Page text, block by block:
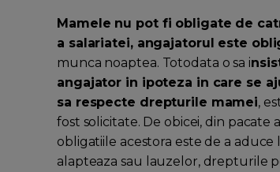
Mamele nu pot fi obligate de
a salariatei, angajatorul este
munca noaptea. Totodata o sa i
angajator in ipoteza in care se
sa respecte drepturile mamei,
fost solicitate. De obicei, din
obligatiile acestora este de a
alapteaza sau lauzelor, drepturile